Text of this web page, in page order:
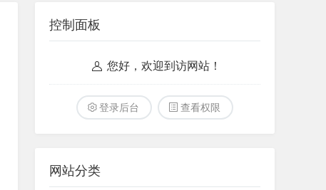
控制面板
您好，欢迎到访网站！
登录后台 查看权限
网站分类